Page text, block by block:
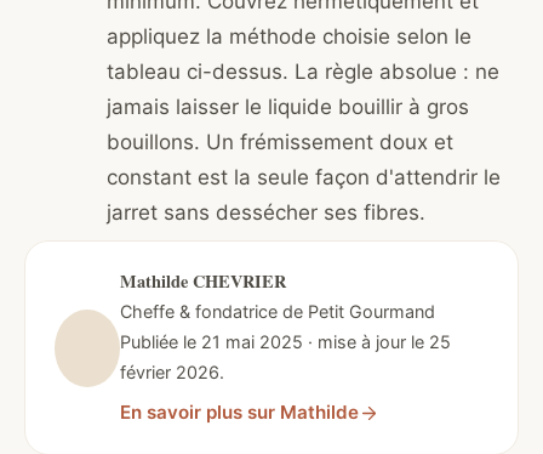
appliquez la méthode choisie selon le
tableau ci-dessus. La règle absolue : ne
jamais laisser le liquide bouillir à gros
bouillons. Un frémissement doux et
constant est la seule façon d'attendrir le
jarret sans dessécher ses fibres.
Mathilde CHEVRIER
Cheffe & fondatrice de Petit Gourmand
Publiée le 21 mai 2025 · mise à jour le 25
février 2026.
En savoir plus sur Mathilde